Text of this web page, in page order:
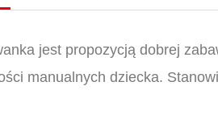
jest propozycją dobrej
manualnych dziecka.